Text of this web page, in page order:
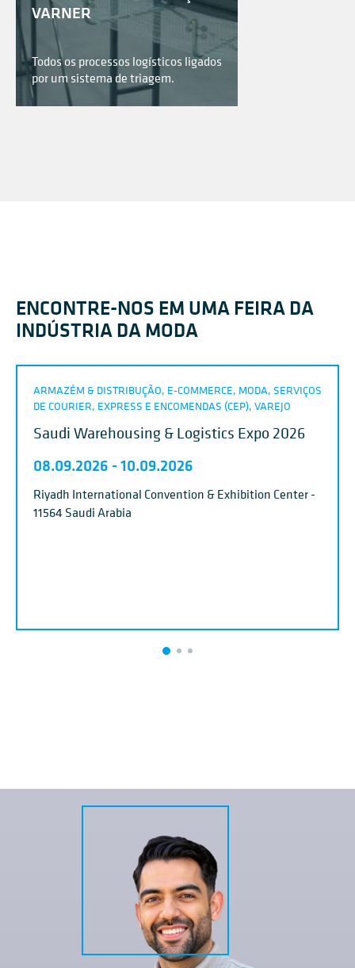
VARNER
Todos os processos logísticos ligados
por um sistema de triagem.
ENCONTRE-NOS EM UMA FEIRA DA
INDÚSTRIA DA MODA
ARMAZÉM & DISTRIBUÇÃO, E-COMMERCE, MODA, SERVIÇOS
DE COURIER, EXPRESS E ENCOMENDAS (CEP), VAREJO
Saudi Warehousing & Logistics Expo 2026
08.09.2026 -10.09.2026
Riyadh International Convention & Exhibition Center -
11564 Saudi Arabia